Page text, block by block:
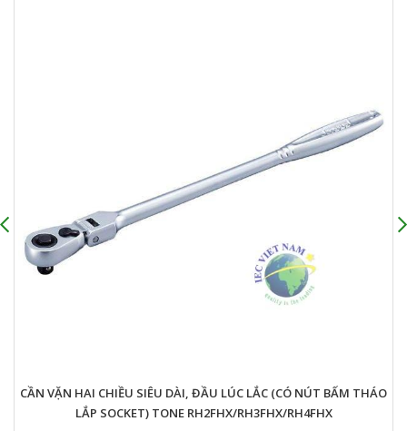
CẦN VẶN HAI CHIỀU SIÊU DÀI, ĐẦU LÚC LẮC (CÓ NÚT BẤM THÁO
LẮP SOCKET) TONE RH2FHX/RH3FHX/RH4FHX